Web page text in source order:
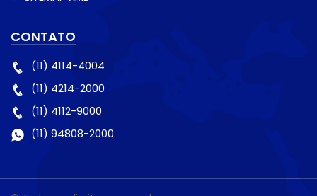
CONTATO
(11) 4114-4004
(11) 4214-2000
(11) 4112-9000
(11) 94808-2000